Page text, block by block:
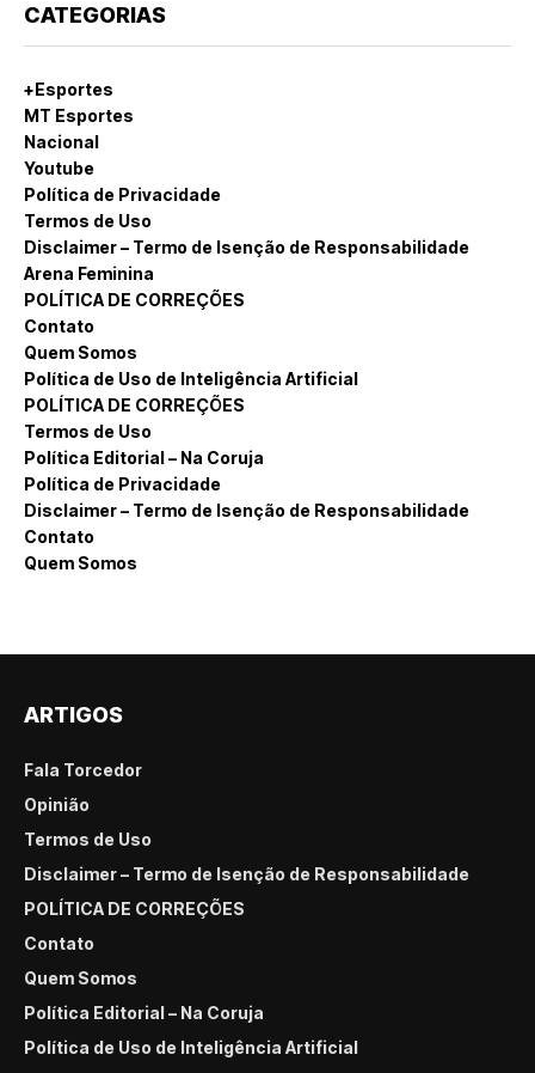
CATEGORIAS
+Esportes
MT Esportes
Nacional
Youtube
Política de Privacidade
Termos de Uso
Disclaimer – Termo de Isenção de Responsabilidade
Arena Feminina
POLÍTICA DE CORREÇÕES
Contato
Quem Somos
Política de Uso de Inteligência Artificial
POLÍTICA DE CORREÇÕES
Termos de Uso
Política Editorial – Na Coruja
Política de Privacidade
Disclaimer – Termo de Isenção de Responsabilidade
Contato
Quem Somos
ARTIGOS
Fala Torcedor
Opinião
Termos de Uso
Disclaimer – Termo de Isenção de Responsabilidade
POLÍTICA DE CORREÇÕES
Contato
Quem Somos
Política Editorial – Na Coruja
Política de Uso de Inteligência Artificial